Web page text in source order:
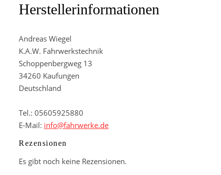
Herstellerinformationen
Andreas Wiegel
K.A.W. Fahrwerkstechnik
Schoppenbergweg 13
34260 Kaufungen
Deutschland
Tel.: 05605925880
E-Mail: info@fahrwerke.de
Rezensionen
Es gibt noch keine Rezensionen.